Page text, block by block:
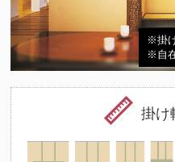
※掛
※自
掛け